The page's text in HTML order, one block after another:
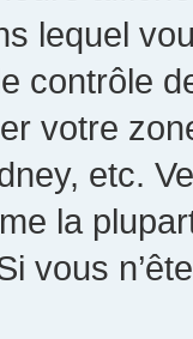
lequel
contrôle
votre
etc.
la
vous